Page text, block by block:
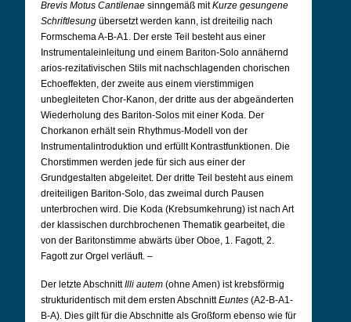
Brevis Motus Cantilenae sinngemäß mitKurze gesungene
Schriftlesung übersetzt werden kann, ist dreiteilig nach
Formschema A-B-A1. Der erste Teil besteht aus einer
Instrumentaleinleitung und einem Bariton-Solo annähernd
arios-rezitativischen Stils mit nachschlagenden chorischen
Echoeffekten, der zweite aus einem vierstimmigen
unbegleiteten Chor-Kanon, der dritte aus der abgeänderten
Wiederholung des Bariton-Solos mit einer Koda. Der
Chorkanon erhält sein Rhythmus-Modell von der
Instrumentalintroduktion und erfüllt Kontrastfunktionen. Die
Chorstimmen werden jede für sich aus einer der
Grundgestalten abgeleitet. Der dritte Teil besteht aus einem
dreiteiligen Bariton-Solo, das zweimal durch Pausen
unterbrochen wird. Die Koda (Krebsumkehrung) ist nach Art
der klassischen durchbrochenen Thematik gearbeitet, die
von der Baritonstimme abwärts über Oboe, 1. Fagott, 2.
Fagott zur Orgel verläuft. –
Der letzte AbschnittIlli autem (ohne Amen) ist krebsförmig
strukturidentisch mit dem ersten AbschnittEuntes (A2-B-A1-
B-A). Dies gilt für die Abschnitte als Großform ebenso wie für